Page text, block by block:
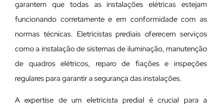
garantem que todas as instalações elétricas estejam
funcionando corretamente e em conformidade com as
normas técnicas. Eletricistas prediais oferecem serviços
como a instalação de sistemas de iluminação, manutenção
de quadros elétricos, reparo de fiações e inspeções
regulares para garantir a segurança das instalações.
A expertise de um eletricista predial é crucial para a